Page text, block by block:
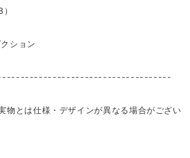
ション
物とは仕様・デザインが異なる場合がござい